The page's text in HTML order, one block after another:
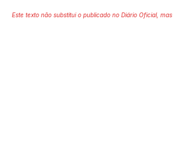
Este texto não substitui o publicado no Diário Oficial, mas